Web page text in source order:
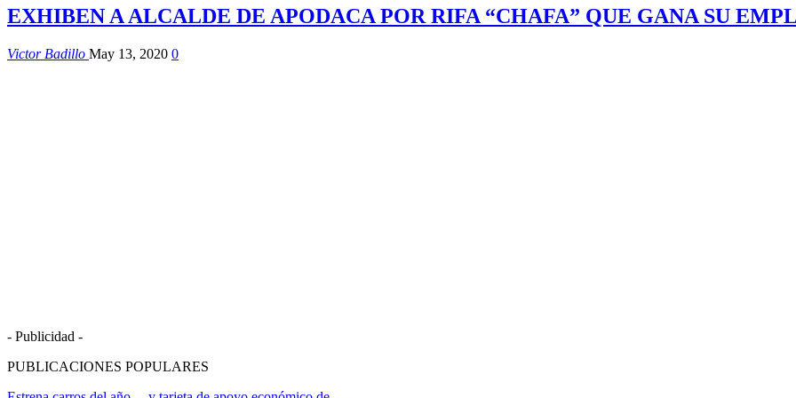
EXHIBEN A ALCALDE DE APODACA POR RIFA “CHAFA” QUE GANA SU
Victor Badillo May 13, 2020 0
- Publicidad -
PUBLICACIONES POPULARES